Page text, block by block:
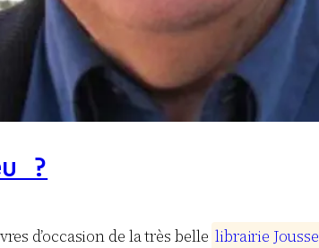
?
d’occasion de la très belle librairie Jousse